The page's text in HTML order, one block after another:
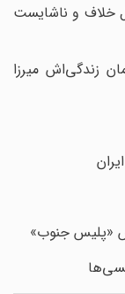
و ناشایست
میرزا
جنوب»